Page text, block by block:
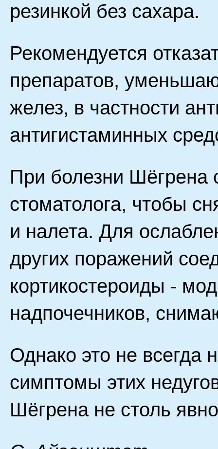
резинкой без сахара.
Рекомендуется
препаратов,
желез, в частности
антигистаминных
При болезни Шёгрена
стоматолога, чтобы
и налета. Для
других поражений
кортикостероиды -
надпочечников,
Однако это не всегда
симптомы этих
Шёгрена не столь